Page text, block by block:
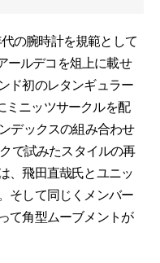
の腕時計を規範として
ールデコを俎上に載せ
ド初のレタンギュラー
ミニッツサークルを配
デックスの組み合わせ
で試みたスタイルの再
、飛田直哉氏とユニッ
そして同じくメンバー
て角型ムーブメントが